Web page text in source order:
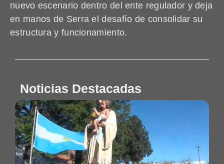
nuevo escenario dentro del ente regulador y deja
en manos de Serra el desafío de consolidar su
estructura y funcionamiento.
Noticias Destacadas